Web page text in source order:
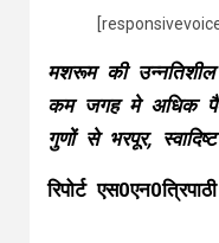
मशरूम की
कम जगह मे अधिक
गुणों से भरपूर,
रिपोर्ट एस0एन0त्रिपाठी